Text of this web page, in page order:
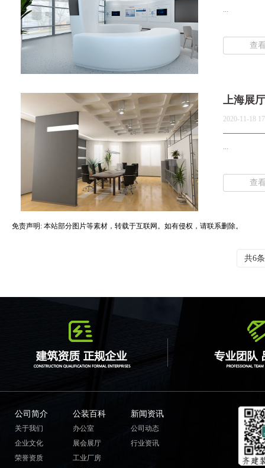
...
查
上海展
2020-11-18
...
查
免责声明: 本站部分图片等素材，转载于互联网。如有侵权，请联系删除。
共6条
公司简介
关于我们
企业文化
荣誉资质
公装百科
办公室
展会展厅
工业厂房
新闻资讯
公司动态
行业资讯